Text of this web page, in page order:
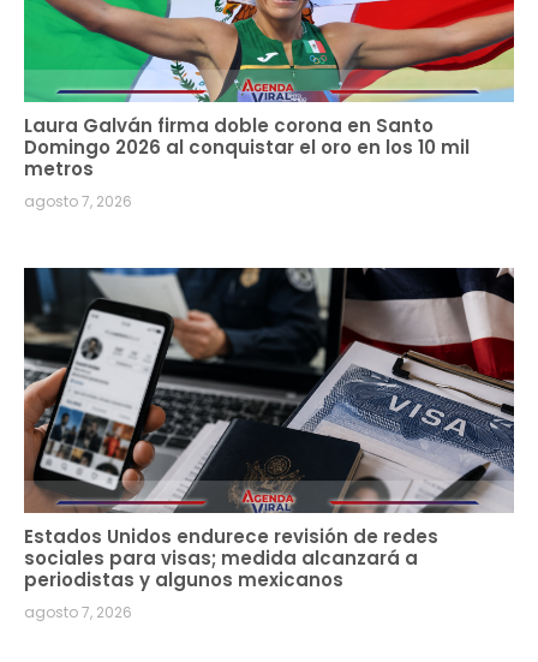
Laura Galván firma doble corona en Santo
Domingo 2026 al conquistar el oro en los 10 mil
metros
agosto 7, 2026
Estados Unidos endurece revisión de redes
sociales para visas; medida alcanzará a
periodistas y algunos mexicanos
agosto 7, 2026